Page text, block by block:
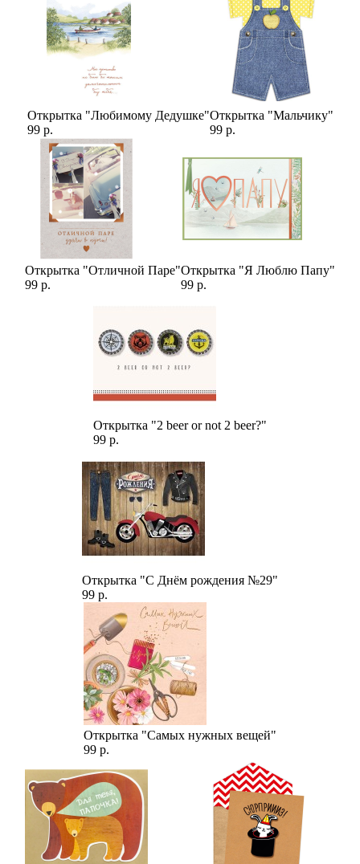
Открытка "Любимому Дедушке"
99 р.
Открытка "Мальчику"
99 р.
Открытка "Отличной Паре"
99 р.
Открытка "Я Люблю Папу"
99 р.
Открытка "2 beer or not 2 beer?"
99 р.
Открытка "С Днём рождения №29"
99 р.
Открытка "Самых нужных вещей"
99 р.